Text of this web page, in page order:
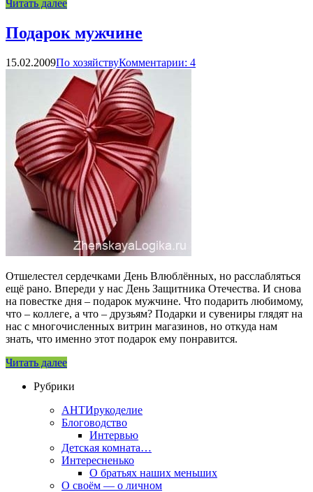
Читать далее
Подарок мужчине
15.02.2009По хозяйствуКомментарии: 4
Отшелестел сердечками День Влюблённых, но расслабляться
ещё рано. Впереди у нас День Защитника Отечества. И снова
на повестке дня – подарок мужчине. Что подарить любимому,
что – коллеге, а что – друзьям? Подарки и сувениры глядят на
нас с многочисленных витрин магазинов, но откуда нам
знать, что именно этот подарок ему понравится.
Читать далее
Рубрики
АНТИрукоделие
Блоговодство
Интервью
Детская комната…
Интересненько
О братьях наших меньших
О своём — о личном